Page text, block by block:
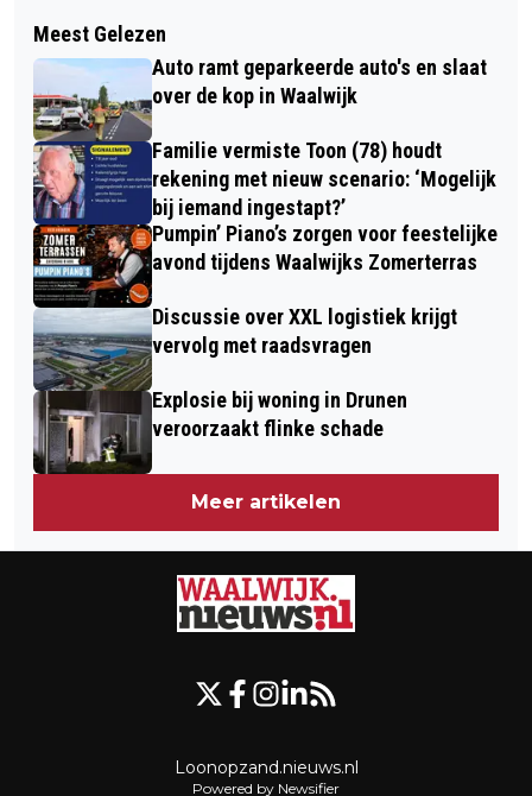
TACHOS HANDBAL; GOED SPEL MAAR
GEEN PUNTEN TEGEN ACHILLES
BOCHOLT (B)
WEKELIJKSE BEKENDMAKINGEN
GEMEENTE WAALWIJK (WEEK 40)
Meest Gelezen
Auto ramt geparkeerde auto's en slaat
over de kop in Waalwijk
Familie vermiste Toon (78) houdt
rekening met nieuw scenario: ‘Mogelijk
bij iemand ingestapt?’
Pumpin’ Piano’s zorgen voor feestelijke
avond tijdens Waalwijks Zomerterras
Discussie over XXL logistiek krijgt
vervolg met raadsvragen
Explosie bij woning in Drunen
veroorzaakt flinke schade
Meer artikelen
Loonopzand.nieuws.nl
Powered by Newsifier